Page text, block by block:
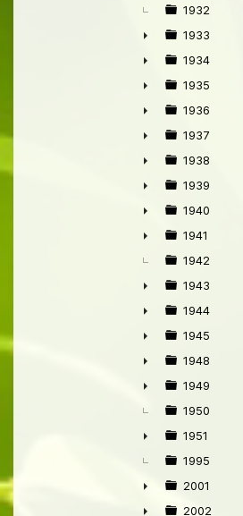
►
1932
►
1933
►
1934
►
1935
►
1936
►
1937
►
1938
►
1939
►
1940
►
1941
1942
►
1943
►
1944
►
1945
►
1948
►
1949
1950
►
1951
1995
►
2001
2002